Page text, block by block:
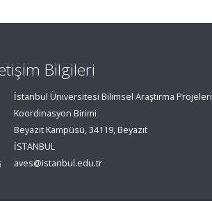
Bilgileri
İstanbul Üniversitesi Bilimsel Araştırma Projeleri
Koordinasyon Birimi
Beyazıt Kampüsü, 34119, Beyazıt
İSTANBUL
aves@istanbul.edu.tr